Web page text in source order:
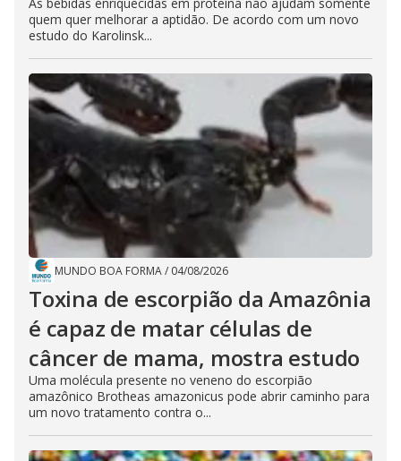
quem quer melhorar a aptidão. De acordo com um novo
estudo do Karolinsk...
MUNDO BOA FORMA/ 04/08/2026
Toxina de escorpião da Amazônia
é capaz de matar células de
câncer de mama, mostra estudo
Uma molécula presente no veneno do escorpião
amazônico Brotheas amazonicus pode abrir caminho para
um novo tratamento contra o...